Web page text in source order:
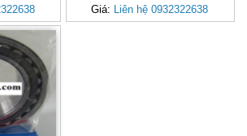
Giá: Liên hệ 0932322638